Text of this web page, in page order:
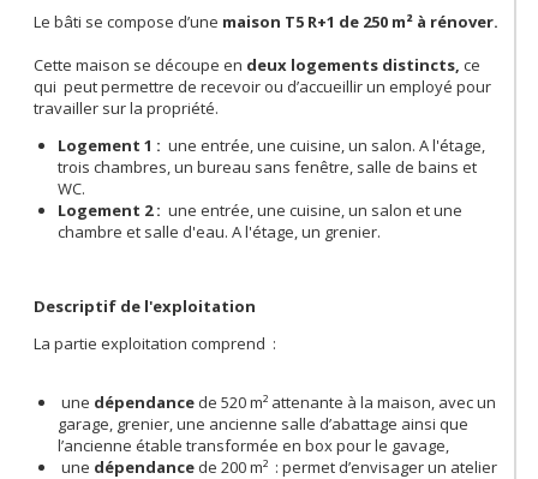
Le bâti se compose d’une maison T5 R+1 de 250 m² à rénover.
Cette maison se découpe en deux logements distincts, ce
qui peut permettre de recevoir ou d’accueillir un employé pour
travailler sur la propriété.
Logement 1 : une entrée, une cuisine, un salon. A l'étage,
trois chambres, un bureau sans fenêtre, salle de bains et
WC.
Logement 2 : une entrée, une cuisine, un salon et une
chambre et salle d'eau. A l'étage, un grenier.
Descriptif de l'exploitation
La partie exploitation comprend :
une dépendance de 520 m² attenante à la maison, avec un
garage, grenier, une ancienne salle d’abattage ainsi que
l’ancienne étable transformée en box pour le gavage,
une dépendance de 200 m² : permet d’envisager un atelier